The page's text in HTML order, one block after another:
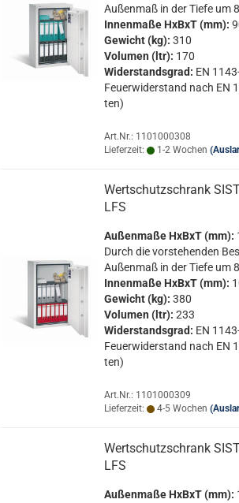
Au­ßen­maß in der Tiefe um
In­nen­ma­ße HxBxT (mm):
Ge­wicht (kg): 310
Vo­lu­men (ltr): 170
Wi­der­stands­grad: EN
Feu­er­wi­der­stand nach EN
ten)
Art.Nr.: 1101000308
Lieferzeit:
1-2 Wochen
Wert­schutz­schrank
LFS
Au­ßen­ma­ße HxBxT (mm):
Durch die vor­ste­hen­den
Au­ßen­maß in der Tiefe um
In­nen­ma­ße HxBxT (mm):
Ge­wicht (kg): 380
Vo­lu­men (ltr): 233
Wi­der­stands­grad: EN
Feu­er­wi­der­stand nach EN
ten)
Art.Nr.: 1101000309
Lieferzeit:
4-5 Wochen
Wert­schutz­schrank
LFS
Au­ßen­ma­ße HxBxT (mm):